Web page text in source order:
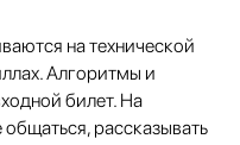
на технической
Алгоритмы и
билет. На
рассказывать